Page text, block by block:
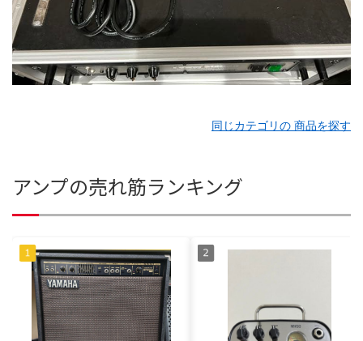
同じカテゴリの 商品を探す
アンプの売れ筋ランキング